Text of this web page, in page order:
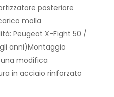
posteriore
molla
Peugeot X-Fight 50 /
anni)Montaggio
modifica
in acciaio rinforzato